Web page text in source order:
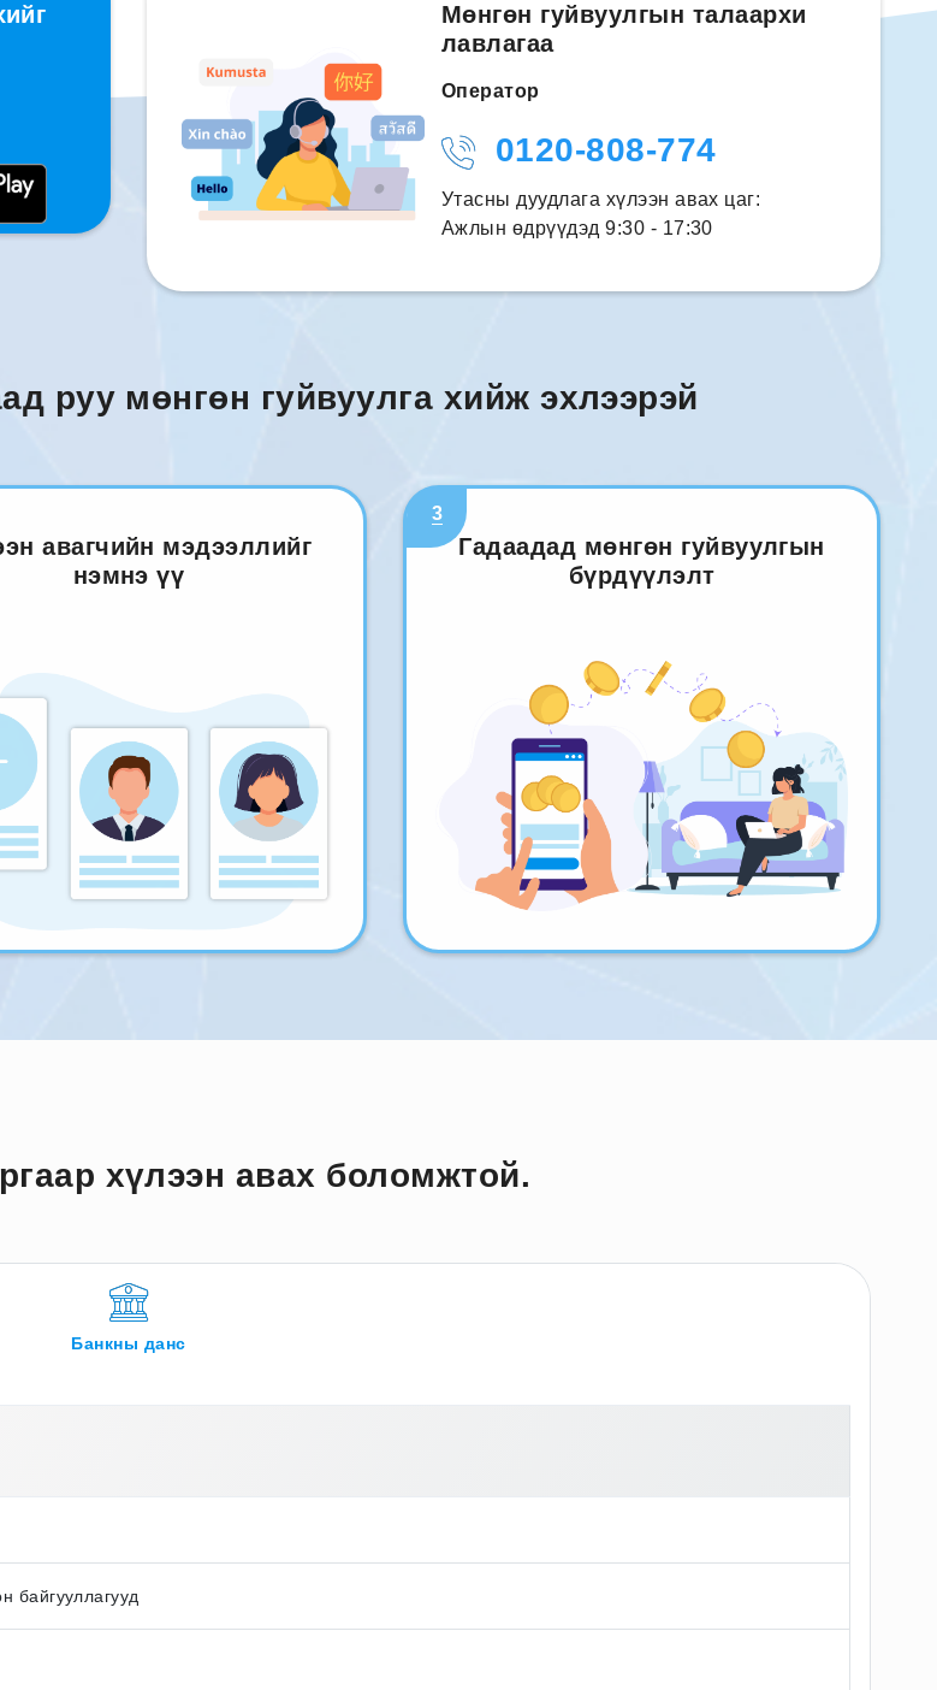
Мөнгөн гуйвуулгын талаархи
лавлагаа
Оператор
0120-808-774
Утасны дуудлага хүлээн авах цаг:
Ажлын өдрүүдэд 9:30 - 17:30
руу мөнгөн гуйвуулга хийж эхлээрэй
авагчийн мэдээллийг
нэмнэ үү
3
Гадаадад мөнгөн гуйвуулгын
бүрдүүлэлт
хүлээн авах боломжтой.
Банкны данс
байгууллагууд